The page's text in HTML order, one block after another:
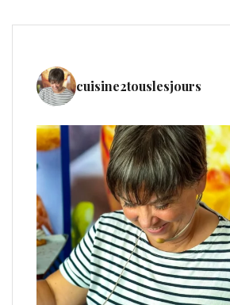
cuisine2touslesjours